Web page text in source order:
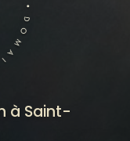
à Saint-